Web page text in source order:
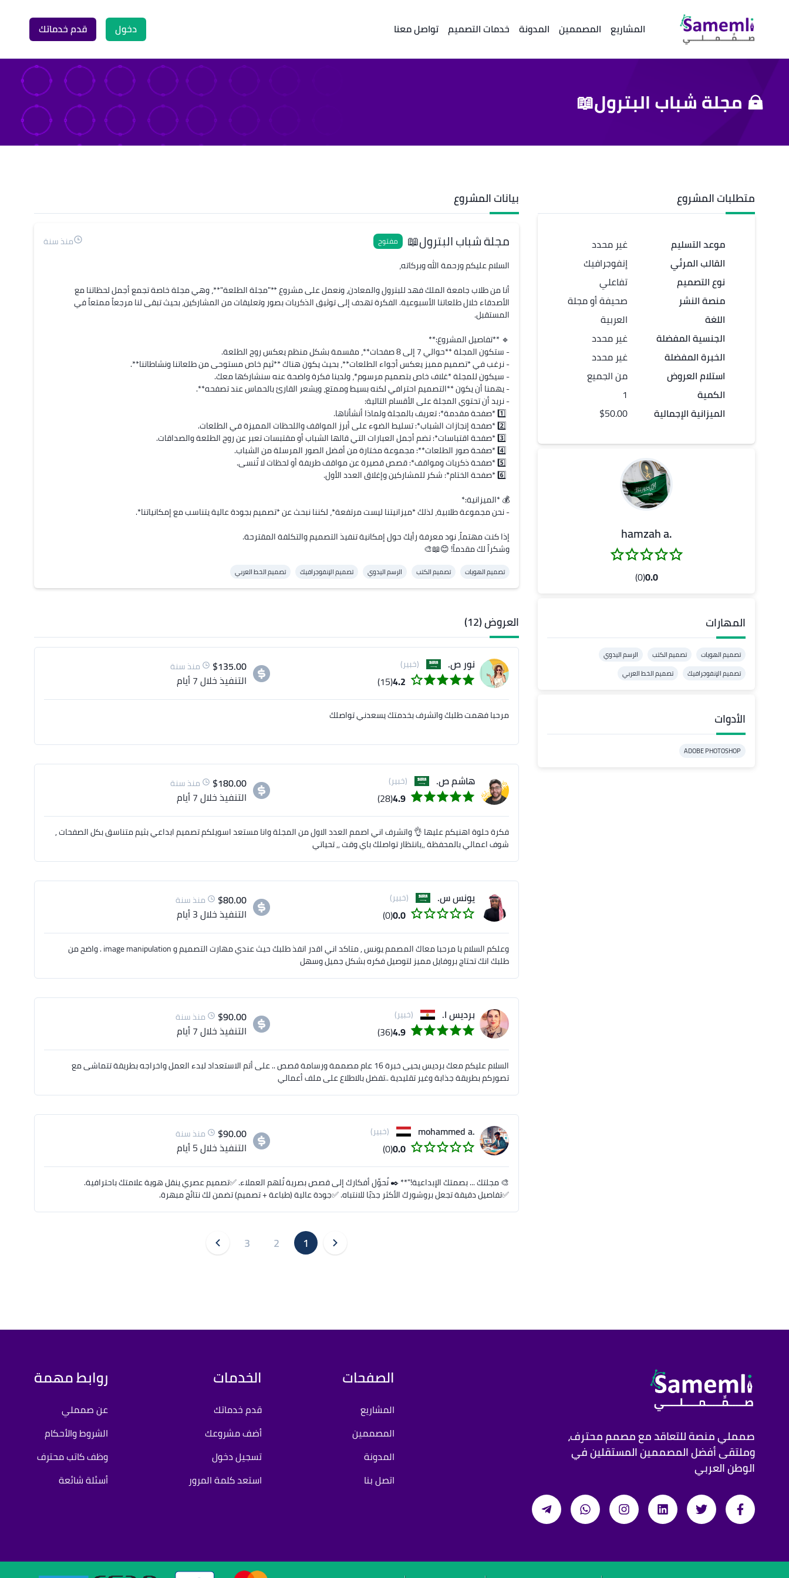
المشاريع المصممين المدونة خدمات التصميم تواصل معنا دخول قدم خدماتك
مجلة شباب البترول📖
متطلبات المشروع
موعد التسليم
القالب المرئي
نوع التصميم
منصة النشر
اللغة
الجنسية المفضلة
الخبرة المفضلة
استلام العروض
الكمية
الميزانية الإجمالية
غير محدد
إنفوجرافيك
تفاعلي
صحيفة أو مجلة
العربية
غير محدد
غير محدد
من الجميع
1
$50.00
.hamzah a
0.0
(0)
المهارات
تصميم الهويات تصميم الكتب
الرسم اليدوي
تصميم الإنفوجرافيك
تصميم الخط العربي
الأدوات
ADOBE PHOTOSHOP
بيانات المشروع
مجلة شباب البترول📖 مفتوح
منذ سنة
وشكراً لك مقدماً! 😊📖🎨
تصميم الهويات تصميم الكتب الرسم اليدوي تصميم الإنفوجرافيك تصميم الخط العربي
العروض (12)
نور ص. (خبير)
4.2
(15)
$135.00 منذ سنة
التنفيذخلال 7 أيام
مرحبا فهمت طلبك واتشرف بخدمتك يسعدني تواصلك
هاشم ص. (خبير)
4.9
(28)
$180.00 منذ سنة
التنفيذخلال 7 أيام
فكرة حلوة اهنيكم عليها 👌 واتشرف اني اصمم العدد الاول من المجلة وانا مستعد اسويلكم تصميم ابداعي بثيم متناسق بكل الصفحات ,
شوف اعمالي بالمحفظة ,,بانتظار تواصلك باي وقت ,, تحياتي
يونس س. (خبير)
0.0
(0)
$80.00 منذ سنة
التنفيذخلال 3 أيام
وعلكم السلام يا مرحبا معاك المصمم يونس , متاكد اني اقدر انفذ طلبك حيث عندي مهارت التصميم و image manipulation . واضح من
طلبك انك تحتاج بروفايل مميز لتوصيل فكره بشكل جميل وسهل
برديس ا. (خبير)
4.9
(36)
$90.00 منذ سنة
التنفيذخلال 7 أيام
السلام عليكم معك برديس يحيى خبرة 16 عام مصممة ورسامة قصص .. على أتم الاستعداد لبدء العمل واخراجه بطريقة تتماشى مع
تصوركم بطريقة جذابة وغير تقليدية ..تفضل بالاطلاع على ملف أعمالي
.mohammed a (خبير)
0.0
(0)
$90.00 منذ سنة
التنفيذخلال 5 أيام
🎨 مجلتك ... بصمتك الإبداعية!"** ✒️ نُحوِّل أفكارك إلى قصص بصرية تُلهم العملاء. ✅تصميم عصري ينقل هوية علامتك باحترافية.
✅تفاصيل دقيقة تجعل بروشورك الأكثر جذبًا للانتباه. ✅جودة عالية (طباعة + تصميم) تضمن لك نتائج مبهرة.
1
2
3
صمملي منصة للتعاقد مع مصمم محترف،
وملتقى أفضل المصممين المستقلين في
الوطن العربي
الصفحات
المشاريع
المصممين
المدونة
اتصل بنا
الخدمات
قدم خدماتك
أضف مشروعك
تسجيل دخول
استعد كلمة المرور
روابط مهمة
عن صمملي
الشروط والأحكام
وظف كاتب محترف
أسئلة شائعة